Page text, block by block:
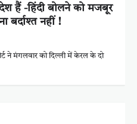
हैं -हिंदी बोलने को मजबूर
बर्दाश्त नहीं !
ने मंगलवार को दिल्ली में केरल के दो